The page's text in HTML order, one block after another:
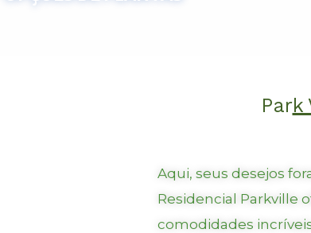
Park
Aqui, seus desejos
Residencial Parkville
comodidades